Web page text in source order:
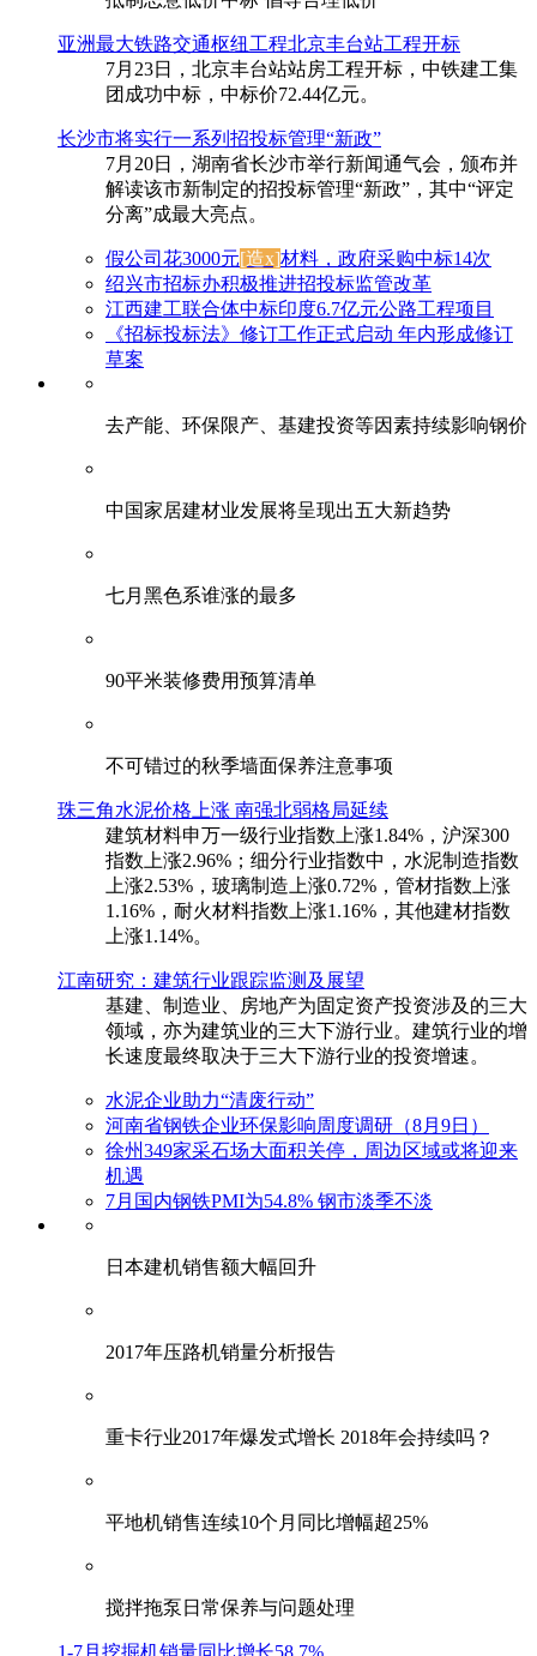
亚洲最大铁路交通枢纽工程北京丰台站工程开标
7月23日，北京丰台站站房工程开标，中铁建工集
团成功中标，中标价72.44亿元。
长沙市将实行一系列招投标管理“新政”
7月20日，湖南省长沙市举行新闻通气会，颁布并
解读该市新制定的招投标管理“新政”，其中“评定
分离”成最大亮点。
假公司花3000元[造x]材料，政府采购中标14次
绍兴市招标办积极推进招投标监管改革
江西建工联合体中标印度6.7亿元公路工程项目
《招标投标法》修订工作正式启动 年内形成修订
草案
去产能、环保限产、基建投资等因素持续影响钢价
中国家居建材业发展将呈现出五大新趋势
七月黑色系谁涨的最多
90平米装修费用预算清单
不可错过的秋季墙面保养注意事项
珠三角水泥价格上涨 南强北弱格局延续
建筑材料申万一级行业指数上涨1.84%，沪深300
指数上涨2.96%；细分行业指数中，水泥制造指数
上涨2.53%，玻璃制造上涨0.72%，管材指数上涨
1.16%，耐火材料指数上涨1.16%，其他建材指数
上涨1.14%。
江南研究：建筑行业跟踪监测及展望
基建、制造业、房地产为固定资产投资涉及的三大
领域，亦为建筑业的三大下游行业。建筑行业的增
长速度最终取决于三大下游行业的投资增速。
水泥企业助力“清废行动”
河南省钢铁企业环保影响周度调研（8月9日）
徐州349家采石场大面积关停，周边区域或将迎来
机遇
7月国内钢铁PMI为54.8% 钢市淡季不淡
日本建机销售额大幅回升
2017年压路机销量分析报告
重卡行业2017年爆发式增长 2018年会持续吗？
平地机销售连续10个月同比增幅超25%
搅拌拖泵日常保养与问题处理